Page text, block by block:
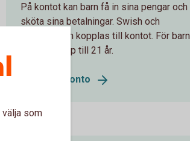
På kontot kan barn få in sina pengar och
sköta sina betalningar. Swish och
bankkort kan kopplas till kontot. För barn
och unga upp till 21 år.
Ungdomskonto
som